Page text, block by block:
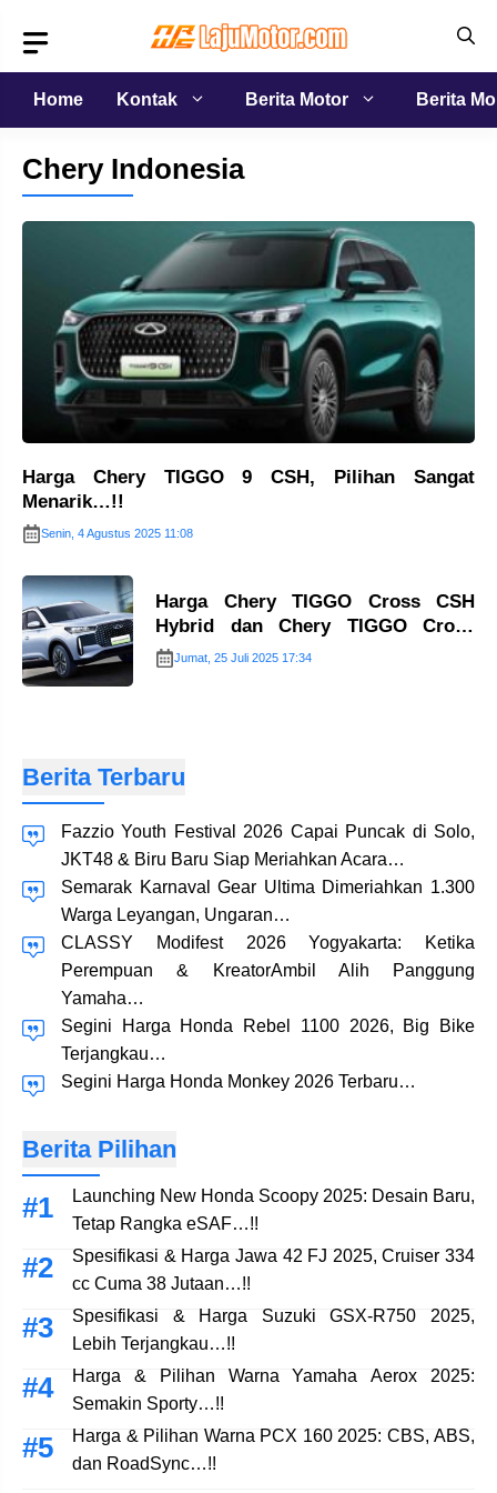
isi
Home
Kontak Berita Motor Berita
Chery Indonesia
Harga Chery TIGGO 9 CSH, Pilihan Sangat
Menarik…!!
Senin, 4 Agustus 2025 11:08
Harga Chery TIGGO Cross CSH
Hybrid dan Chery TIGGO Cross
Sport 1.5T…
Jumat, 25 Juli 2025 17:34
Berita Terbaru
Fazzio Youth Festival 2026 Capai Puncak di Solo,
JKT48 & Biru Baru Siap Meriahkan Acara…
Semarak Karnaval Gear Ultima Dimeriahkan 1.300
Warga Leyangan, Ungaran…
CLASSY Modifest 2026 Yogyakarta: Ketika
Perempuan & KreatorAmbil Alih Panggung
Yamaha…
Segini Harga Honda Rebel 1100 2026, Big Bike
Terjangkau…
Segini Harga Honda Monkey 2026 Terbaru…
Berita Pilihan
Launching New Honda Scoopy 2025: Desain Baru,
Tetap Rangka eSAF…!!
Spesifikasi & Harga Jawa 42 FJ 2025, Cruiser 334
cc Cuma 38 Jutaan…!!
Spesifikasi & Harga Suzuki GSX-R750 2025,
Lebih Terjangkau…!!
Harga & Pilihan Warna Yamaha Aerox 2025:
Semakin Sporty…!!
Harga & Pilihan Warna PCX 160 2025: CBS, ABS,
dan RoadSync…!!